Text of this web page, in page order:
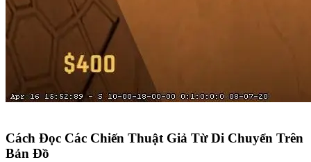
Cách Đọc Các Chiến Thuật Giả Từ Di Chuyển Trên
Bản Đồ